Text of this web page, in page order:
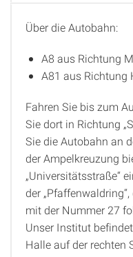
Über die Autobahn:
A8 aus Richtung
A81 aus Richtung
Fahren Sie bis zum
Sie dort in Richtung
Sie die Autobahn an
der Ampelkreuzung
„Universitätsstraße“
der
mit der Nummer 27
Unser Institut
Halle auf der rechten